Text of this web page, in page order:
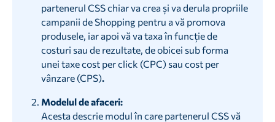
partenerul CSS chiar va crea și va derula propriile
campanii de Shopping pentru a vă promova
produsele, iar apoi vă va taxa în funcție de
costuri sau de rezultate, de obicei sub forma
unei taxe cost per click (CPC) sau cost per
vânzare (CPS).‍
‍Modelul de afaceri:
Acesta descrie modul în care partenerul CSS vă